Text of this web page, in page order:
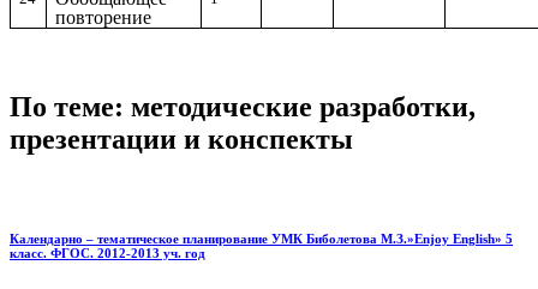
повторение
По теме: методические разработки,
презентации и конспекты
Календарно – тематическое планирование УМК Биболетова М.З.»Enjoy English» 5
класс. ФГОС. 2012-2013 уч. год